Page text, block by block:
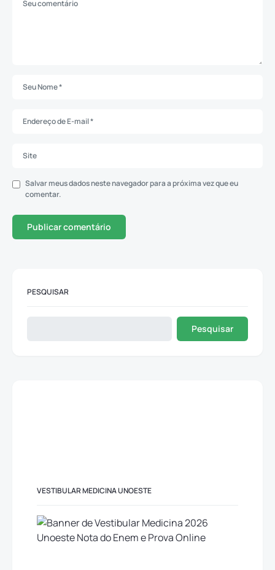
Salvar meus dados neste navegador para a próxima vez que eu
comentar.
PESQUISAR
Pesquisar
VESTIBULAR MEDICINA UNOESTE